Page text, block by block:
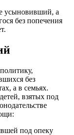
усыновивший, а
без попечения
без
а в семьях.
взятых под
под опеку